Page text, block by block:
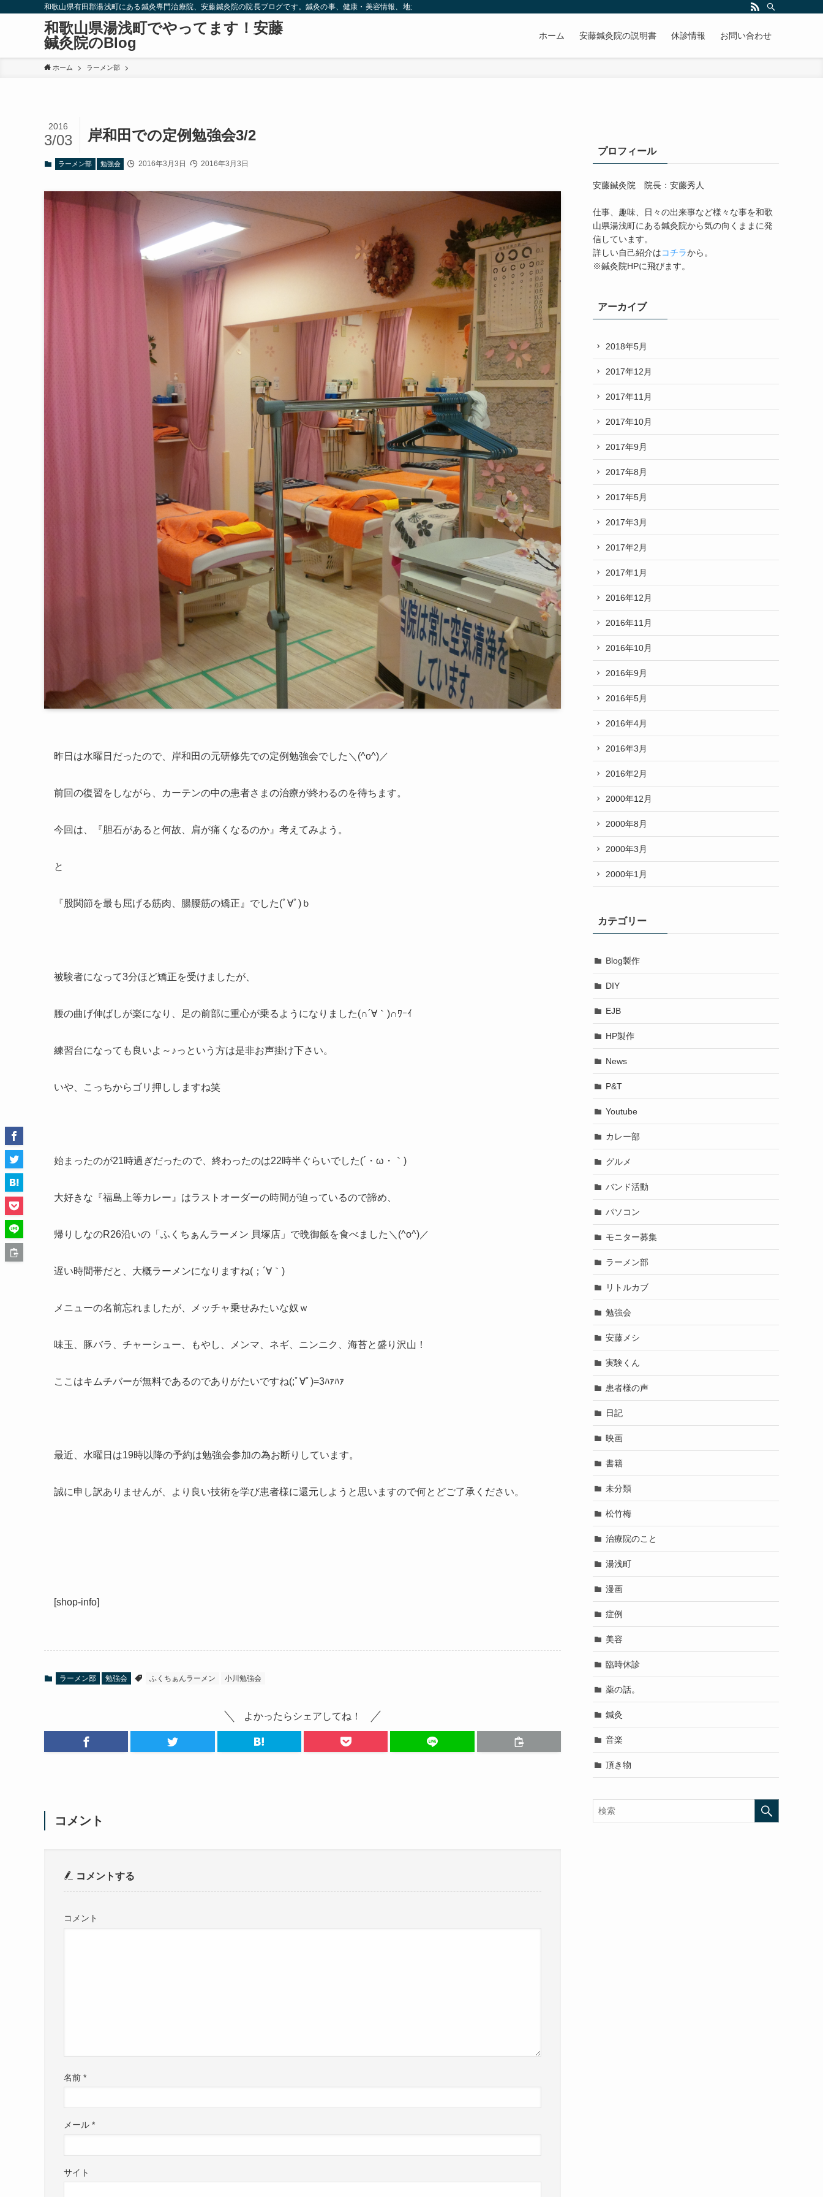
和歌山県有田郡湯浅町にある鍼灸専門治療院、安藤鍼灸院の院長ブログです。鍼灸の事、健康・美容情報、地元湯浅町の事等色々書いています。
和歌山県湯浅町でやってます！安藤
鍼灸院のBlog
ホーム 安藤鍼灸院の説明書 休診情報 お問い合わせ
ホーム ラーメン部
岸和田での定例勉強会3/2
2016
3/03
ラーメン部 勉強会 2016年3月3日 2016年3月3日
昨日は水曜日だったので、岸和田の元研修先での定例勉強会でした＼(^o^)／
前回の復習をしながら、カーテンの中の患者さまの治療が終わるのを待ちます。
今回は、『胆石があると何故、肩が痛くなるのか 』考えてみよう。
と
『 股関節を最も屈げる筋肉、腸腰筋の矯正 』でした(ﾟ∀ﾟ)ｂ
被験者になって3分ほど矯正を受けましたが、
腰の曲げ伸ばしが楽になり、足の前部に重心が乗るようになりました(∩´∀｀)∩ﾜｰｲ
練習台になっても良いよ～♪っという方は是非お声掛け下さい。
いや、こっちからゴリ押ししますね笑
始まったのが21時過ぎだったので、終わったのは22時半ぐらいでした(´・ω・｀)
大好きな『福島上等カレー』はラストオーダーの時間が迫っているので諦め、
帰りしなのR26沿いの「ふくちぁんラーメン 貝塚店」で晩御飯を食べました＼(^o^)／
遅い時間帯だと、大概ラーメンになりますね(；´∀｀)
メニューの名前忘れましたが、メッチャ乗せみたいな奴ｗ
味玉、豚バラ、チャーシュー、もやし、メンマ、ネギ、ニンニク、海苔と盛り沢山！
ここはキムチバーが無料であるのでありがたいですね(;ﾟ∀ﾟ)=3ﾊｧﾊｧ
最近、水曜日は19時以降の予約は勉強会参加の為お断りしています。
誠に申し訳ありませんが、より良い技術を学び患者様に還元しようと思いますので何とどご了承ください。
[shop-info]
ラーメン部 勉強会 ふくちぁんラーメン 小川勉強会
よかったらシェアしてね！
コメント
コメントする
コメント
名前 *
メール *
サイト
プロフィール
安藤鍼灸院 院長：安藤秀人
仕事、趣味、日々の出来事など様々な事を和歌
山県湯浅町にある鍼灸院から気の向くままに発
信しています。
詳しい自己紹介はコチラから。
※鍼灸院HPに飛びます。
アーカイブ
2018年5月
2017年12月
2017年11月
2017年10月
2017年9月
2017年8月
2017年5月
2017年3月
2017年2月
2017年1月
2016年12月
2016年11月
2016年10月
2016年9月
2016年5月
2016年4月
2016年3月
2016年2月
2000年12月
2000年8月
2000年3月
2000年1月
カテゴリー
Blog製作
DIY
EJB
HP製作
News
P&T
Youtube
カレー部
グルメ
バンド活動
パソコン
モニター募集
ラーメン部
リトルカブ
勉強会
安藤メシ
実験くん
患者様の声
日記
映画
書籍
未分類
松竹梅
治療院のこと
湯浅町
漫画
症例
美容
臨時休診
薬の話。
鍼灸
音楽
頂き物